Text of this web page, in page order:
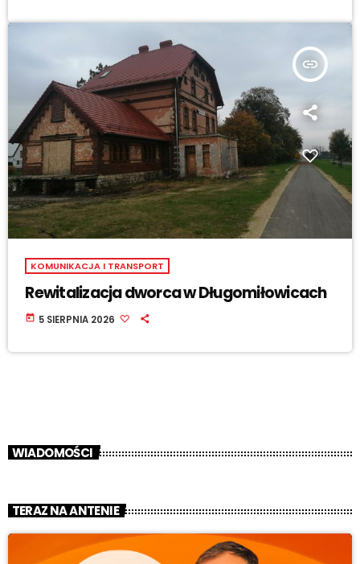
insert_link
KOMUNIKACJA I TRANSPORT
Rewitalizacja dworca w Długomiłowicach
today 5 SIERPNIA 2026
WIADOMOŚCI
TERAZ NA ANTENIE